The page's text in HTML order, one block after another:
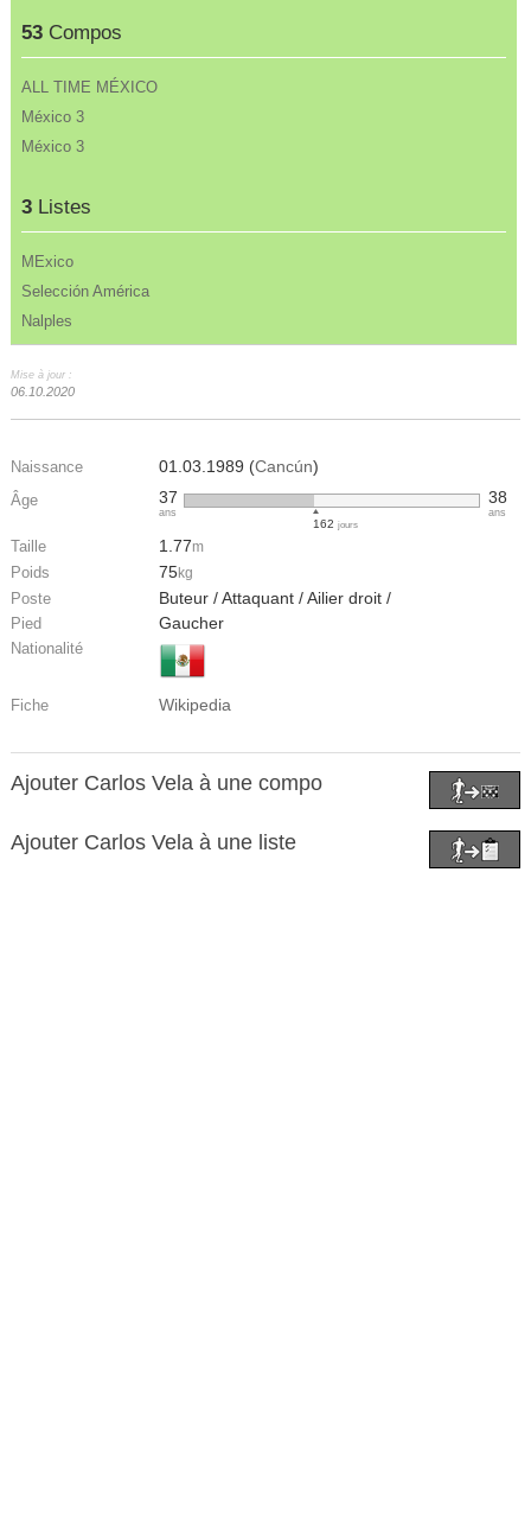
53 Compos
ALL TIME MÉXICO
México 3
México 3
3 Listes
MExico
Selección América
Nalples
Mise à jour :
06.10.2020
Naissance 01.03.1989 (Cancún)
Âge 37
ans
162 jours
38
ans
Taille 1.77m
Poids 75kg
Poste Buteur / Attaquant / Ailier droit /
Pied Gaucher
Nationalité
Fiche Wikipedia
Ajouter Carlos Vela à une compo
Ajouter Carlos Vela à une liste